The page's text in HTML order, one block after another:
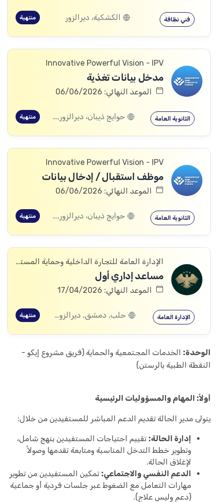
فني نظافة الكشكية، ديرالزور منتهية
Innovative Powerful Vision - IPV
مدخل بيانات تغذية
الموعد النهائي: 06/06/2026
الثانوية العامة حوايج ذيبان، ديرالزور, البصيرة، ديرالزور, محكان، ديرالزور, أبو خشب، ديرالزور, ذيبان، ديرالزور, البحرة، ديرالزور منتهية
Innovative Powerful Vision - IPV
موظف استقبال / إدخال بيانات
الموعد النهائي: 06/06/2026
الثانوية العامة حوايج ذيبان، ديرالزور, البصيرة، ديرالزور, محكان، ديرالزور, أبو خشب، ديرالزور, ذيبان، ديرالزور, البحرة، ديرالزور منتهية
الإدارة العامة للتجارة الداخلية وحماية المستهلك
مساعد إداري أول
الموعد النهائي: 17/04/2026
الإدارة العامة حلب, دمشق, ديرالزور, درعا, إدلب, الرقة, الحسكة, حماة منتهية
الوحدة: الخدمات المجتمعية والحماية (فريق مشروع إيكو -
النقطة الطبية بالرستن)
أولاً: المهام والمسؤوليات الرئيسية
يتولى مدير الحالة تقديم الدعم المباشر للمستفيدين من خلال:
إدارة الحالة: تقييم احتياجات المستفيدين بنهج شامل،
وتطوير خطط التدخل المناسبة ومتابعة تقدمها وصولاً
لإغلاق الحالة.
الدعم النفسي والاجتماعي: تمكين المستفيدين من تطوير
مهارات التعامل مع الضغوط عبر جلسات فردية أو جماعية
(دعم وليس علاج).